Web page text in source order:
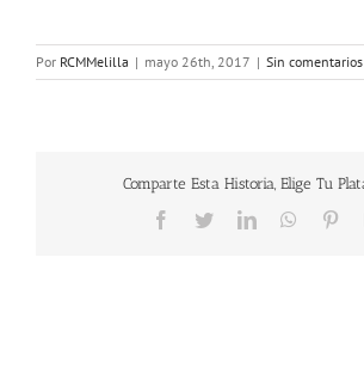
Por RCMMelilla | mayo 26th, 2017 | Sin comentarios
Comparte Esta Historia, Elige Tu
Facebook
TwitterLinkedIn